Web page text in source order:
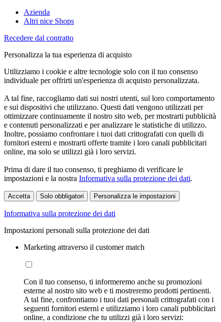
Azienda
Altri nice Shops
Recedere dal contratto
Personalizza la tua esperienza di acquisto
Utilizziamo i cookie e altre tecnologie solo con il tuo consenso
individuale per offrirti un'esperienza di acquisto personalizzata.
A tal fine, raccogliamo dati sui nostri utenti, sul loro comportamento
e sui dispositivi che utilizzano. Questi dati vengono utilizzati per
ottimizzare continuamente il nostro sito web, per mostrarti pubblicità
e contenuti personalizzati e per analizzare le statistiche di utilizzo.
Inoltre, possiamo confrontare i tuoi dati crittografati con quelli di
fornitori esterni e mostrarti offerte tramite i loro canali pubblicitari
online, ma solo se utilizzi già i loro servizi.
Prima di dare il tuo consenso, ti preghiamo di verificare le
impostazioni e la nostra Informativa sulla protezione dei dati.
Accetta Solo obbligatori Personalizza le impostazioni
Informativa sulla protezione dei dati
Impostazioni personali sulla protezione dei dati
Marketing attraverso il customer match
Con il tuo consenso, ti informeremo anche su promozioni
esterne al nostro sito web e ti mostreremo prodotti pertinenti.
A tal fine, confrontiamo i tuoi dati personali crittografati con i
seguenti fornitori esterni e utilizziamo i loro canali pubblicitari
online, a condizione che tu utilizzi già i loro servizi: